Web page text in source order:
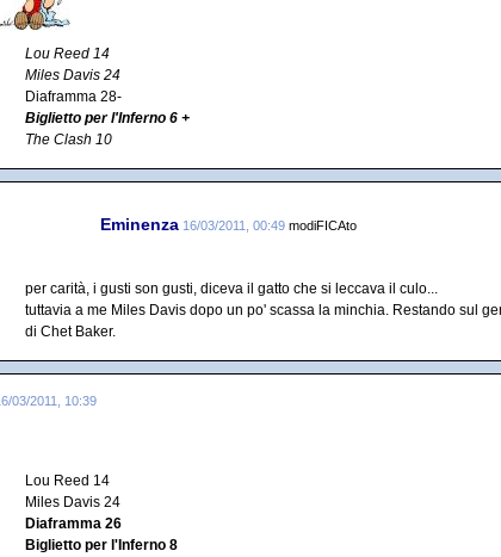
Lou Reed 14
Miles Davis 24
Diaframma 28-
Biglietto per l'Inferno 6 +
The Clash 10
Eminenza 16/03/2011, 00:49 modiFICAto
per carità, i gusti son gusti, diceva il gatto che si leccava il culo...
tuttavia a me Miles Davis dopo un po' scassa la minchia. Restando sul
di Chet Baker.
03/2011, 10:39
Lou Reed 14
Miles Davis 24
Diaframma 26
Biglietto per l'Inferno 8